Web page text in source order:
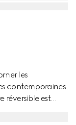
les
contemporaines
réversible est